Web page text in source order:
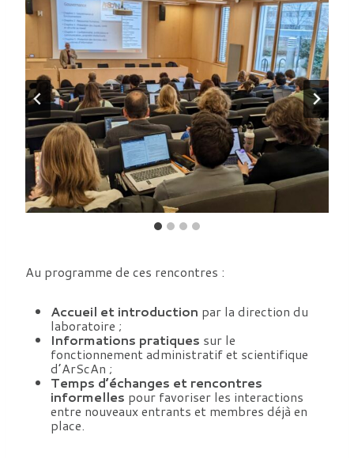
Au programme de ces rencontres :
Accueil et introduction par la direction du
laboratoire ;
Informations pratiques sur le
fonctionnement administratif et scientifique
d’ArScAn ;
Temps d’échanges et rencontres
informelles pour favoriser les interactions
entre nouveaux entrants et membres déjà en
place.